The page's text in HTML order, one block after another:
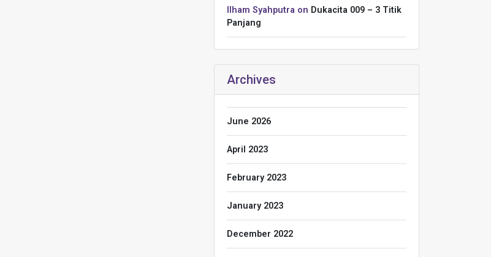
Ilham Syahputra on Dukacita 009 – 3 Titik
Panjang
Archives
June 2026
April 2023
February 2023
January 2023
December 2022